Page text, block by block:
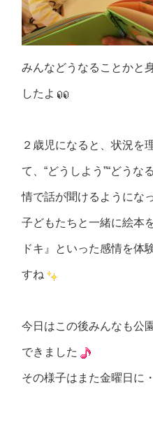
みんなどうなることかと
したよ
２歳児になると、状況を
て、“どうしよう”“どうな
情で話が聞けるようにな
子どもたちと一緒に絵本
ドキ』といった感情を体
すね
今日はこの後みんなも公
できました
その様子はまた金曜日に